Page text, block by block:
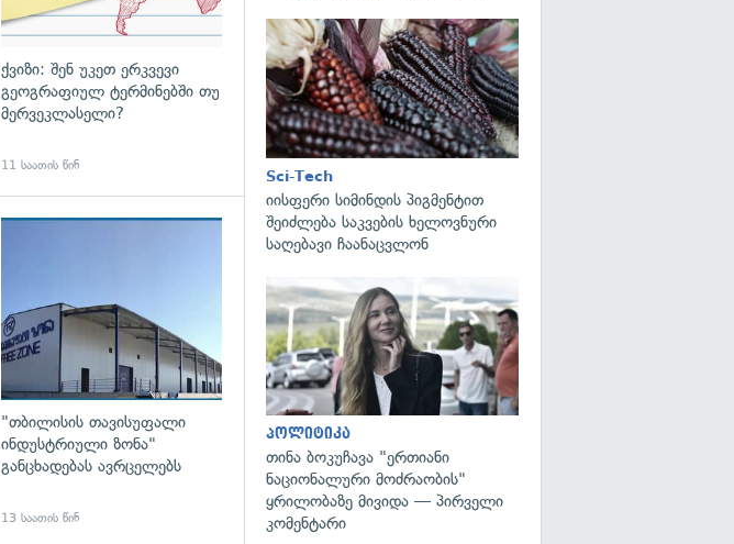
ქვიზი: შენ უკეთ ერკვევი
გეოგრაფიულ ტერმინებში თუ
მერვეკლასელი?
11 საათის წინ
გადახედვა
"თბილისის თავისუფალი
ინდუსტრიული ზონა"
განცხადებას ავრცელებს
13 საათის წინ
Sci-Tech
იისფერი სიმინდის პიგმენტით
შეიძლება საკვების ხელოვნური
საღებავი ჩაანაცვლონ
პოლიტიკა
თინა ბოკუჩავა "ერთიანი
ნაციონალური მოძრაობის"
ყრილობაზე მივიდა — პირველი
კომენტარი